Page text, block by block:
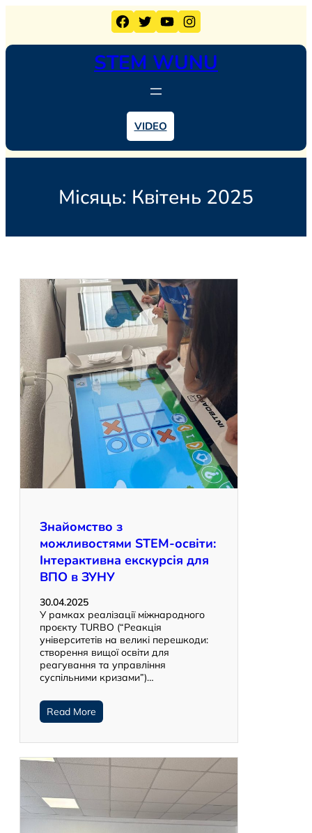
Facebook Twitter YouTube Instagram
STEM WUNU
VIDEO
Місяць: Квітень 2025
Знайомство з
можливостями STEM-освіти:
Інтерактивна екскурсія для
ВПО в ЗУНУ
30.04.2025
У рамках реалізації міжнародного
проєкту TURBO (“Реакція
університетів на великі перешкоди:
створення вищої освіти для
реагування та управління
суспільними кризами”)…
Read More